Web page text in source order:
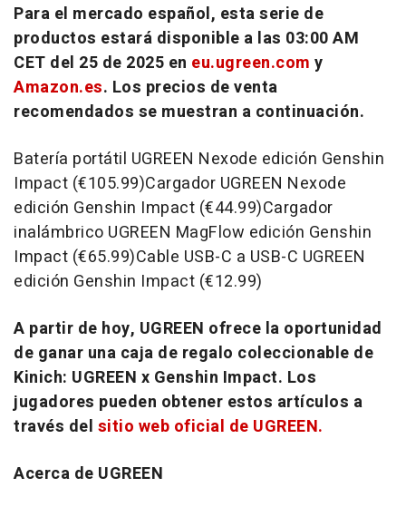
Para el mercado español, esta serie de
productos estará disponible a las 03:00 AM
CET del 25 de 2025 en eu.ugreen.com y
Amazon.es. Los precios de venta
recomendados se muestran a continuación.
Batería portátil UGREEN Nexode edición Genshin
Impact (€105.99)Cargador UGREEN Nexode
edición Genshin Impact (€44.99)Cargador
inalámbrico UGREEN MagFlow edición Genshin
Impact (€65.99)Cable USB-C a USB-C UGREEN
edición Genshin Impact (€12.99)
A partir de hoy, UGREEN ofrece la oportunidad
de ganar una caja de regalo coleccionable de
Kinich: UGREEN x Genshin Impact. Los
jugadores pueden obtener estos artículos a
través del sitio web oficial de UGREEN.
Acerca de UGREEN